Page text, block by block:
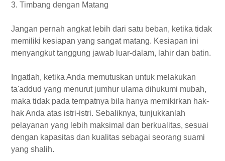
3. Timbang dengan Matang
Jangan pernah angkat lebih dari satu beban, ketika tidak
memiliki kesiapan yang sangat matang. Kesiapan ini
menyangkut tanggung jawab luar-dalam, lahir dan batin.
Ingatlah, ketika Anda memutuskan untuk melakukan
ta'addud yang menurut jumhur ulama dihukumi mubah,
maka tidak pada tempatnya bila hanya memikirkan hak-
hak Anda atas istri-istri. Sebaliknya, tunjukkanlah
pelayanan yang lebih maksimal dan berkualitas, sesuai
dengan kapasitas dan kualitas sebagai seorang suami
yang shalih.